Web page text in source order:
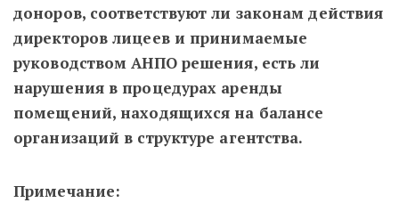
доноров, соответствуют ли законам действия
директоров лицеев и принимаемые
руководством АНПО решения, есть ли
нарушения в процедурах аренды
помещений, находящихся на балансе
организаций в структуре агентства.
Примечание: